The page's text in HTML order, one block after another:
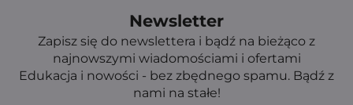
Newsletter
Zapisz się do newslettera i bądź na bieżąco z
najnowszymi wiadomościami i ofertami
Edukacja i nowości - bez zbędnego spamu. Bądź z
nami na stałe!